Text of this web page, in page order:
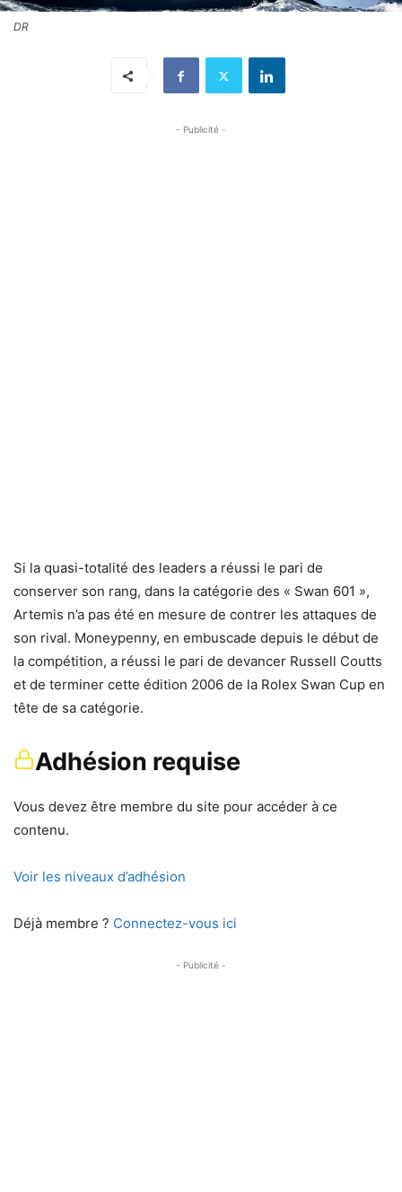
DR
- Publicité -
Si la quasi-totalité des leaders a réussi le pari de
conserver son rang, dans la catégorie des « Swan 601 »,
Artemis n’a pas été en mesure de contrer les attaques de
son rival. Moneypenny, en embuscade depuis le début de
la compétition, a réussi le pari de devancer Russell Coutts
et de terminer cette édition 2006 de la Rolex Swan Cup en
tête de sa catégorie.
Adhésion requise
Vous devez être membre du site pour accéder à ce
contenu.
Voir les niveaux d’adhésion
Déjà membre ? Connectez-vous ici
- Publicité -